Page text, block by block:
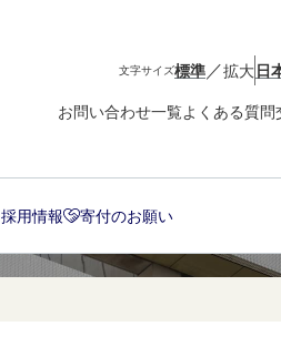
文字サイズ標準／拡大日
お問い合わせ一覧よくある質問
採用情報 寄付のお願い